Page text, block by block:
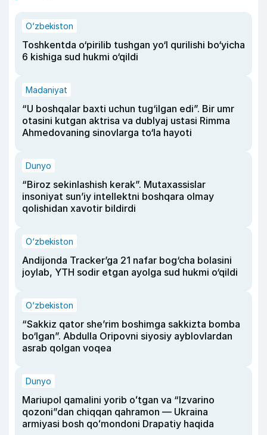
O‘zbekiston
Toshkentda o‘pirilib tushgan yo‘l qurilishi bo‘yicha
6 kishiga sud hukmi o‘qildi
Madaniyat
“U boshqalar baxti uchun tug‘ilgan edi”. Bir umr
otasini kutgan aktrisa va dublyaj ustasi Rimma
Ahmedovaning sinovlarga to‘la hayoti
Dunyo
“Biroz sekinlashish kerak”. Mutaxassislar
insoniyat sun’iy intellektni boshqara olmay
qolishidan xavotir bildirdi
O‘zbekiston
Andijonda Tracker’ga 21 nafar bog‘cha bolasini
joylab, YTH sodir etgan ayolga sud hukmi o‘qildi
O‘zbekiston
“Sakkiz qator she’rim boshimga sakkizta bomba
bo‘lgan”. Abdulla Oripovni siyosiy ayblovlardan
asrab qolgan voqea
Dunyo
Mariupol qamalini yorib oʻtgan va “Izvarino
qozoni”dan chiqqan qahramon — Ukraina
armiyasi bosh qoʻmondoni Drapatiy haqida